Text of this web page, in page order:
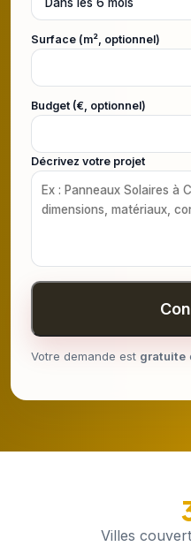
Surface (m², optionnel)
Budget (€, optionnel)
Décrivez votre projet
Votre demande est gratuite
Villes